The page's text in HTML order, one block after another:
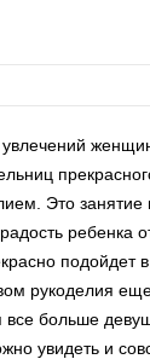
Это занятие
ребенка
подойдет в
рукоделия
больше
увидеть и